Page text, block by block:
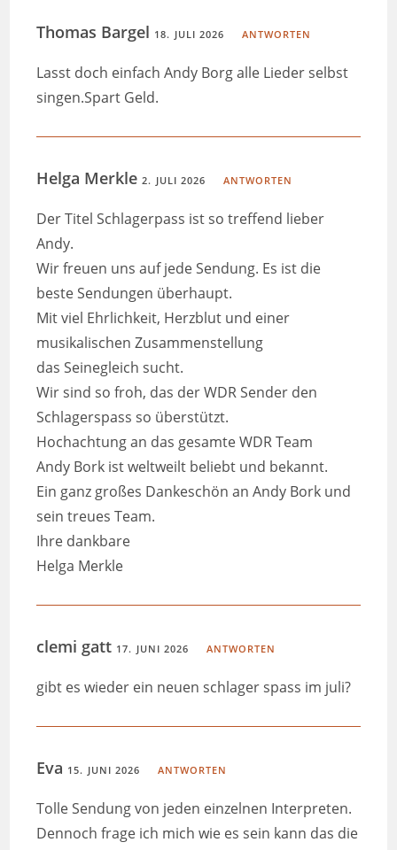
Thomas Bargel 18. JULI 2026 ANTWORTEN
Lasst doch einfach Andy Borg alle Lieder selbst
singen.Spart Geld.
Helga Merkle2. JULI 2026 ANTWORTEN
Der Titel Schlagerpass ist so treffend lieber
Andy.
Wir freuen uns auf jede Sendung. Es ist die
beste Sendungen überhaupt.
Mit viel Ehrlichkeit, Herzblut und einer
musikalischen Zusammenstellung
das Seinegleich sucht.
Wir sind so froh, das der WDR Sender den
Schlagerspass so überstützt.
Hochachtung an das gesamte WDR Team
Andy Bork ist weltweilt beliebt und bekannt.
Ein ganz großes Dankeschön an Andy Bork und
sein treues Team.
Ihre dankbare
Helga Merkle
clemi gatt 17. JUNI 2026 ANTWORTEN
gibt es wieder ein neuen schlager spass im juli?
Eva 15. JUNI 2026 ANTWORTEN
Tolle Sendung von jeden einzelnen Interpreten.
Dennoch frage ich mich wie es sein kann das die